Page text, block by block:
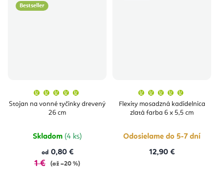
Bestseller
Stojan na vonné tyčinky drevený
26 cm
produktu
je
hviezdičiek.
Skladom (4 ks)
od 0,80 €
1 € (až –20 %)
Flexity mosadzná kadidelnica
zlatá farba 6 x 5,5 cm
produktu
je
5,0
Odosielame do 5-7 dní
12,90 €